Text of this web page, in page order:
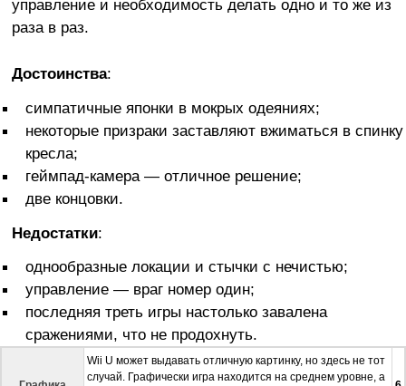
управление и необходимость делать одно и то же из
раза в раз.
Достоинства:
симпатичные японки в мокрых одеяниях;
некоторые призраки заставляют вжиматься в спинку
кресла;
геймпад-камера — отличное решение;
две концовки.
Недостатки:
однообразные локации и стычки с нечистью;
управление — враг номер один;
последняя треть игры настолько завалена
сражениями, что не продохнуть.
Wii U может выдавать отличную картинку, но здесь не тот
случай. Графически игра находится на среднем уровне, а